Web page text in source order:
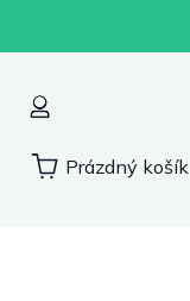
Nákupní
Prázdný košík